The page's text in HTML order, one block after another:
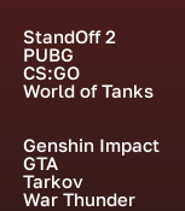
StandOff 2
PUBG
CS:GO
World of Tanks
Genshin Impact
GTA
Tarkov
War Thunder